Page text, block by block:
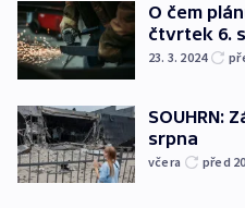
O čem
čtvrtek 6.
23. 3. 2024
SOUHRN:
srpna
včera před 20